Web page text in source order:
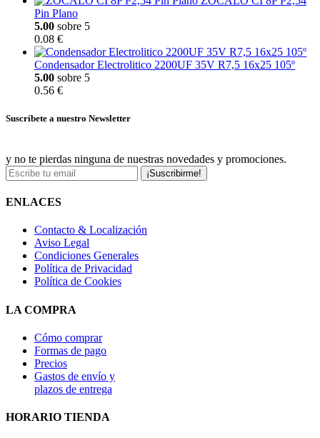
Pin Plano
5.00 sobre 5
0.08 €
Condensador Electrolitico 2200UF 35V R7,5 16x25 105º
5.00 sobre 5
0.56 €
Suscríbete a nuestro Newsletter
y no te pierdas ninguna de nuestras novedades y promociones.
¡Suscribirme!
ENLACES
Contacto & Localización
Aviso Legal
Condiciones Generales
Política de Privacidad
Política de Cookies
LA COMPRA
Cómo comprar
Formas de pago
Precios
Gastos de envío y
plazos de entrega
HORARIO TIENDA